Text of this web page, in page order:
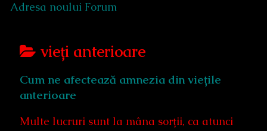
Adresa noului Forum
Posts
categoriezed
as
vieți anterioare
Cum ne afectează amnezia din viețile
anterioare
Multe lucruri sunt la mâna sorții, ca atunci